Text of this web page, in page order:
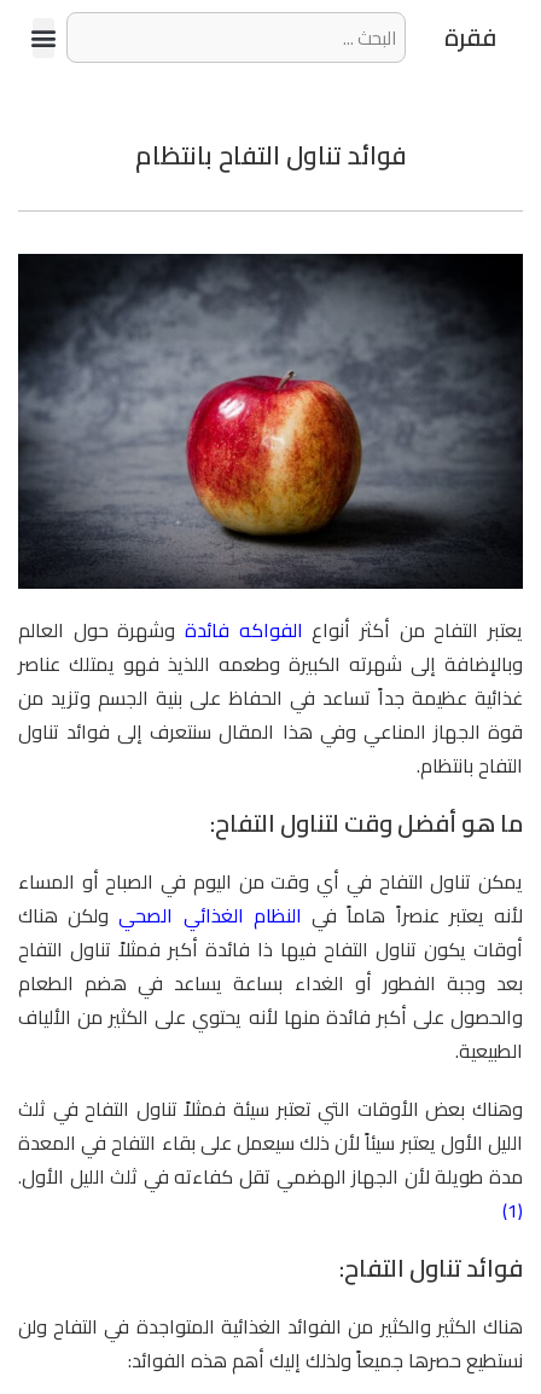
فقرة
فوائد تناول التفاح بانتظام
يعتبر التفاح من أكثر أنواع الفواكه فائدة وشهرة حول العالم
وبالإضافة إلى شهرته الكبيرة وطعمه اللذيذ فهو يمتلك عناصر
غذائية عظيمة جداً تساعد في الحفاظ على بنية الجسم وتزيد من
قوة الجهاز المناعي وفي هذا المقال سنتعرف إلى فوائد تناول
التفاح بانتظام.
ما هو أفضل وقت لتناول التفاح:
يمكن تناول التفاح في أي وقت من اليوم في الصباح أو المساء
لأنه يعتبر عنصراً هاماً في النظام الغذائي الصحيولكن هناك
أوقات يكون تناول التفاح فيها ذا فائدة أكبر فمثلاً تناول التفاح
بعد وجبة الفطور أو الغداء بساعة يساعد في هضم الطعام
والحصول على أكبر فائدة منها لأنه يحتوي على الكثير من الألياف
الطبيعية.
وهناك بعض الأوقات التي تعتبر سيئة فمثلاً تناول التفاح في ثلث
الليل الأول يعتبر سيئاً لأن ذلك سيعمل على بقاء التفاح في المعدة
مدة طويلة لأن الجهاز الهضمي تقل كفاءته في ثلث الليل الأول.
(1)
فوائد تناول التفاح:
هناك الكثير والكثير من الفوائد الغذائية المتواجدة في التفاح ولن
نستطيع حصرها جميعاً ولذلك إليك أهم هذه الفوائد: